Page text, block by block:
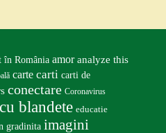
în România amor analyze this
carte carti carti de
conectare Coronavirus
blandete educatie
gradinita imagini